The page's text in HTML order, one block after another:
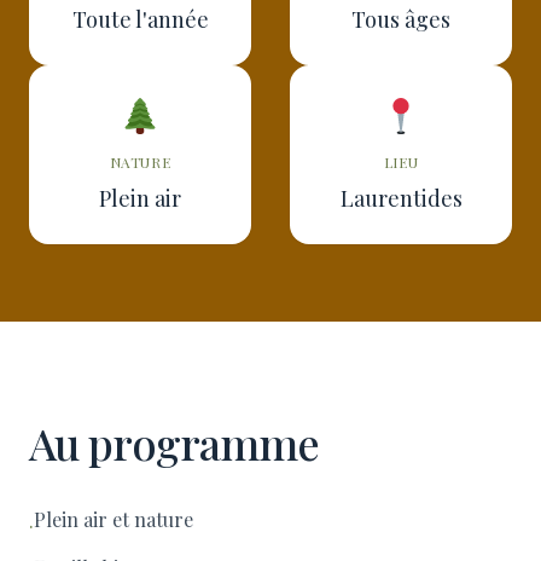
Toute l'année Tous âges
NATURE
Plein air
LIEU
Laurentides
Au programme
·Plein air et nature